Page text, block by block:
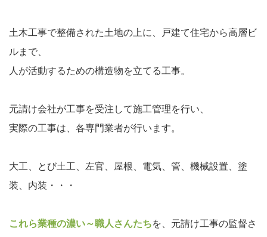
土木工事で整備された土地の上に、戸建て住宅から高層ビ
ルまで、
人が活動するための構造物を立てる工事。
元請け会社が工事を受注して施工管理を行い、
実際の工事は、各専門業者が行います。
大工、とび土工、左官、屋根、電気、管、機械設置、塗
装、内装・・・
これら業種の濃い～職人さんたちを、元請け工事の監督さ